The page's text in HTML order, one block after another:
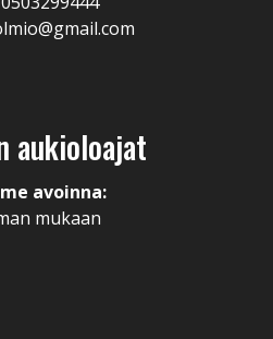
aukioloajat
avoinna:
mukaan